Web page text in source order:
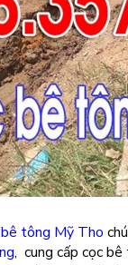
tông Mỹ Tho
, cung cấp cọc bê